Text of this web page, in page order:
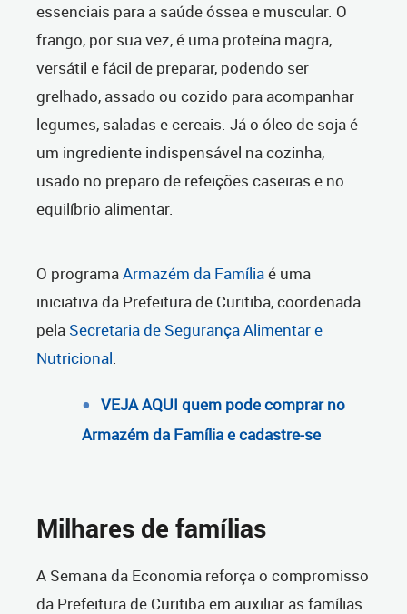
essenciais para a saúde óssea e muscular. O
frango, por sua vez, é uma proteína magra,
versátil e fácil de preparar, podendo ser
grelhado, assado ou cozido para acompanhar
legumes, saladas e cereais. Já o óleo de soja é
um ingrediente indispensável na cozinha,
usado no preparo de refeições caseiras e no
equilíbrio alimentar.
O programaArmazém da Famíliaé uma
iniciativa da Prefeitura de Curitiba, coordenada
pela Secretaria de Segurança Alimentar e
Nutricional.
VEJA AQUI quem pode comprar no
Armazém da Família e cadastre-se
Milhares de famílias
A Semana da Economia reforça o compromisso
da Prefeitura de Curitiba em auxiliar as famílias